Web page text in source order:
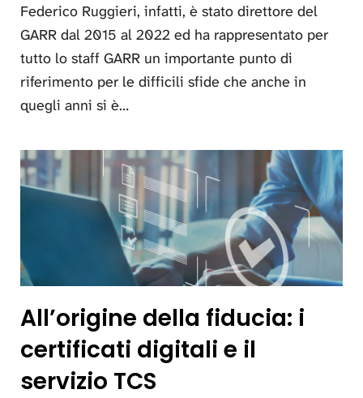
Federico Ruggieri, infatti, è stato direttore del
GARR dal 2015 al 2022 ed ha rappresentato per
tutto lo staff GARR un importante punto di
riferimento per le difficili sfide che anche in
quegli anni si è…
All’origine della fiducia: i
certificati digitali e il
servizio TCS